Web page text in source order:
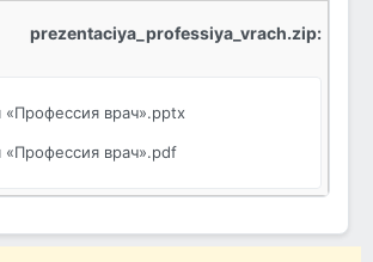
prezentaciya_professiya_vrach.zip:
«Профессия врач».pptx
«Профессия врач».pdf